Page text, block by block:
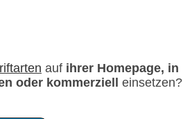
auf ihrer Homepage, in
oder kommerziell